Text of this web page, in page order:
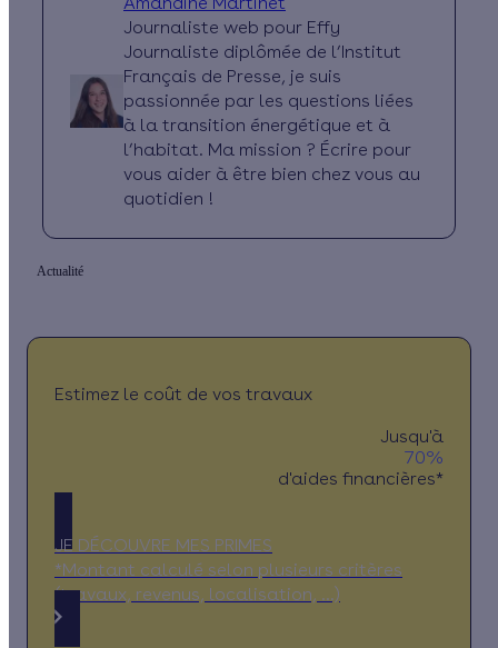
Journaliste web pour Effy
Journaliste diplômée de l’Institut
Français de Presse, je suis
passionnée par les questions liées
à la transition énergétique et à
l’habitat. Ma mission ? Écrire pour
vous aider à être bien chez vous au
quotidien !
Actualité
Estimez le coût de vos travaux
Jusqu'à
70%
d'aides financières*
JE DÉCOUVRE MES PRIMES
*Montant calculé selon plusieurs critères
(travaux, revenus, localisation, …)